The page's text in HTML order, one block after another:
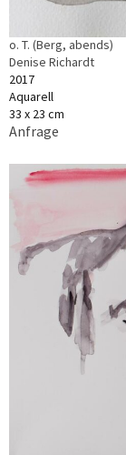
o. T. (Berg, abends)
Denise Richardt
2017
Aquarell
33 x 23 cm
Anfrage